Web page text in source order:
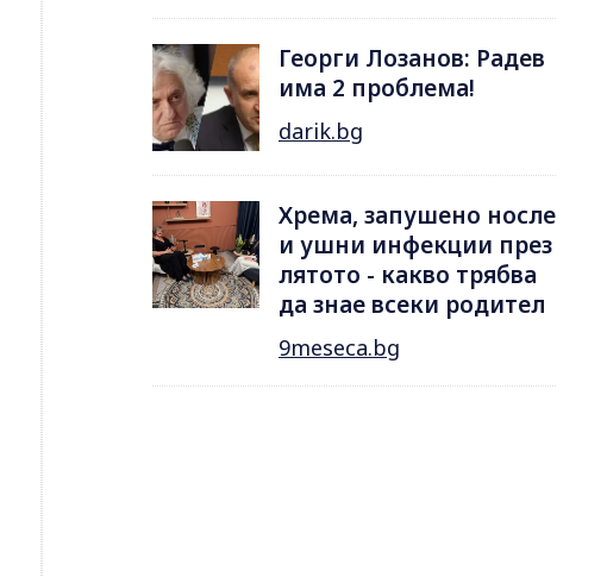
Георги Лозанов: Радев
има 2 проблема!
darik.bg
Хрема, запушено носле
и ушни инфекции през
лятотo - какво трябва
да знае всеки родител
9meseca.bg